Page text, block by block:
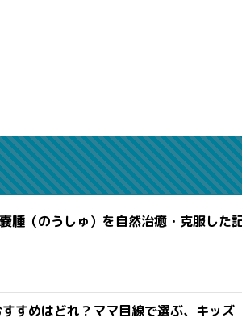
腫（のうしゅ）を自然治癒・克服した
すめはどれ？ママ目線で選ぶ、キッズ